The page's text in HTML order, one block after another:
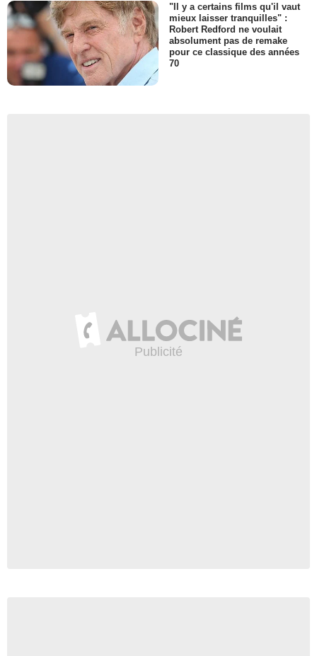
"Il y a certains films qu'il vaut
mieux laisser tranquilles" :
Robert Redford ne voulait
absolument pas de remake
pour ce classique des années
70